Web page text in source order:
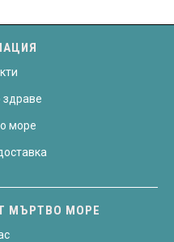
море
МЪРТВО МОРЕ